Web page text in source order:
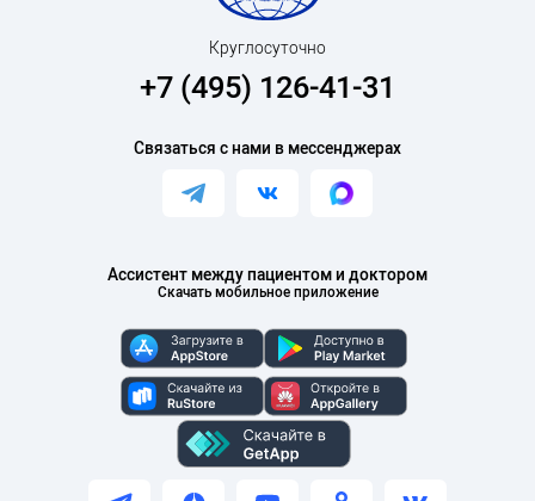
Ассистент между пациентом и доктором
Скачать мобильное приложение
Круглосуточно
+7 (495) 126-41-31
Связаться с нами в мессенджерах